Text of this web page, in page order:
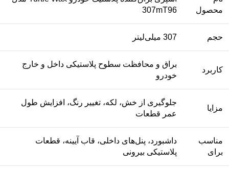
محصول
307mT96
حجم 307 میلی‌لیتر
کاربرد
براق و محافظت سطوح پلاستیکی داخل و خارج
خودرو
مزایا
جلوگیری از خش، لکه، تغییر رنگ، افزایش طول
عمر قطعات
مناسب
برای
داشبورد، پنل‌های داخلی، قاب آیینه، قطعات
پلاستیکی بیرونی